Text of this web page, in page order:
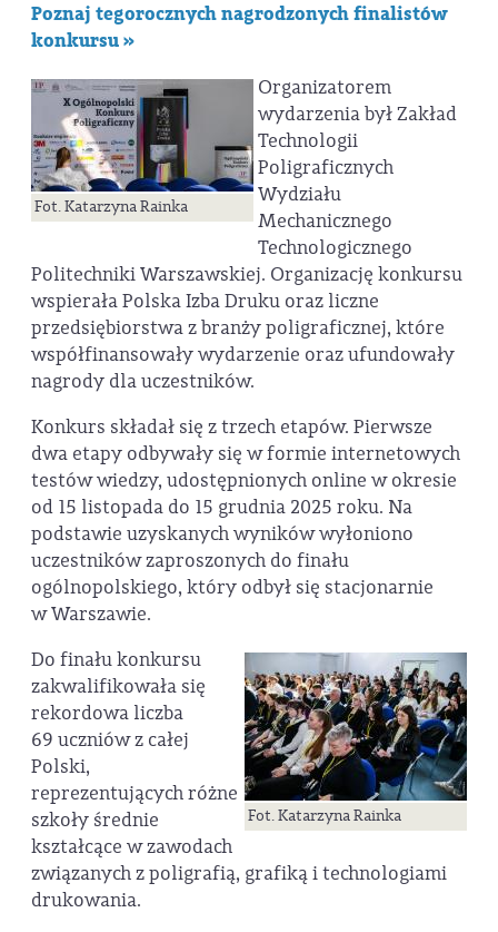
Poznaj tegorocznych nagrodzonych finalistów
konkursu »
Fot. Katarzyna Rainka
Organizatorem
wydarzenia był Zakład
Technologii
Poligraficznych
Wydziału
Mechanicznego
Technologicznego
Politechniki Warszawskiej. Organizację konkursu
wspierała Polska Izba Druku oraz liczne
przedsiębiorstwa z branży poligraficznej, które
współfinansowały wydarzenie oraz ufundowały
nagrody dla uczestników.
Konkurs składał się z trzech etapów. Pierwsze
dwa etapy odbywały się w formie internetowych
testów wiedzy, udostępnionych online w okresie
od 15 listopada do 15 grudnia 2025 roku. Na
podstawie uzyskanych wyników wyłoniono
uczestników zaproszonych do finału
ogólnopolskiego, który odbył się stacjonarnie
w Warszawie.
Fot. Katarzyna Rainka
Do finału konkursu
zakwalifikowała się
rekordowa liczba
69 uczniów z całej
Polski,
reprezentujących różne
szkoły średnie
kształcące w zawodach
związanych z poligrafią, grafiką i technologiami
drukowania.